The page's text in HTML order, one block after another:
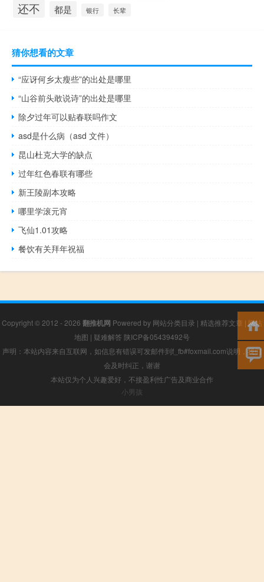
还不 都是 银行 长辈
猜你想看的文章
“应讶何乡太瘦些”的出处是哪里
“山谷前头敢说诗”的出处是哪里
除夕过年可以贴春联吗作文
asd是什么病（asd 文件）
昆山杜克大学的缺点
过年红色春联有哪些
新王陵副本攻略
哪里学滚元宵
飞仙1.01攻略
餐饮有关拜年祝福
Copyright © 2012 - 2026 翻推机网 Powered by 网站分类目录 | 精选推荐文章 |网站
地图 | 疑难解答 陕ICP备05439492号
声明：本站内容来自互联网，如信息有错误可发邮件到f_fb#foxmail.com说明，我们
会及时纠正，谢谢
本站仅为个人兴趣爱好，不接盈利性广告及商业合作
小男孩